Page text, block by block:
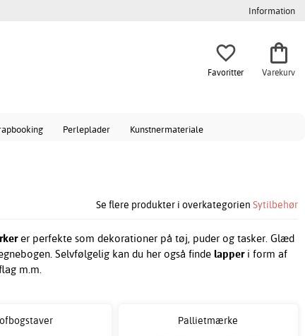
Information
Favoritter Varekurv
Perleplader Kunstnermateriale
Se flere produkter i overkategorien Sytilbehør
er perfekte som dekorationer på tøj, puder og tasker. Glæd
Selvfølgelig kan du her også finde lapperi form af
m.m.
Pallietmærke